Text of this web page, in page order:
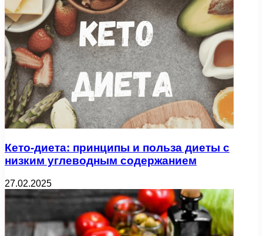
Кето-диета: принципы и польза диеты с
низким углеводным содержанием
27.02.2025